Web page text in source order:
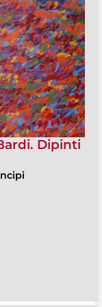
Dipinti